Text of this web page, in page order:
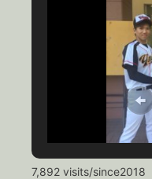
7,892 visits/since2018